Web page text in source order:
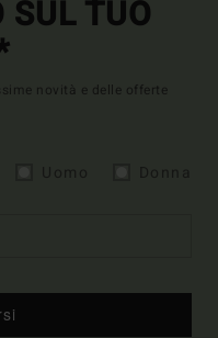
SUL TUO
novità e delle offerte